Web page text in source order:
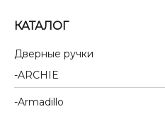
КАТАЛОГ
Дверные ручки
ARCHIE
Armadillo